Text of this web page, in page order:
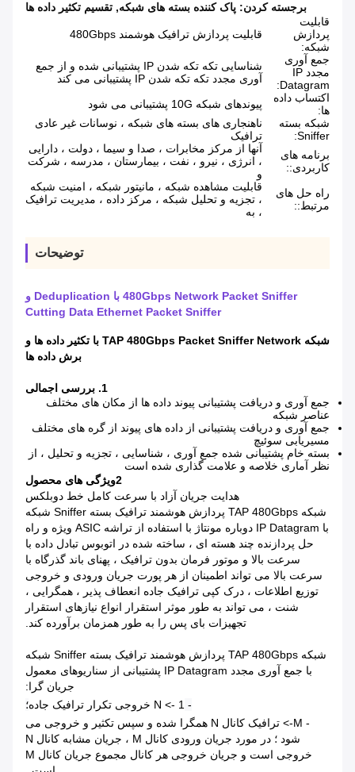
برجسته کردن: پاک کننده بسته های شبکه, تقسیم تکثیر داده ها
قابلیت
پردازش
شبکه:
قابلیت پردازش ترافیک هوشمند 480Gbps
جمع آوری
مجدد IP
Datagram:
شناسایی تکه تکه شدن IP پشتیبانی شده و از جمع
آوری مجدد تکه تکه شدن IP پشتیبانی می کند
اکتساب داده
ها:
پیوندهای شبکه 10G پشتیبانی می شود
شبکه بسته
Sniffer:
ناهنجاری های بسته های شبکه ، نوسانات غیر عادی
ترافیک
برنامه های
کاربردی::
آنها از مرکز مخابرات ، صدا و سیما ، دولت ، دارایی
، انرژی ، نیرو ، نفت ، بیمارستان ، مدرسه ، شرکت
و
راه حل های
مرتبط::
قابلیت مشاهده شبکه ، مانیتور شبکه ، امنیت شبکه
، تجزیه و تحلیل شبکه ، مرکز داده ، مدیریت ترافیک
، به
توضیحات
480Gbps Network Packet Sniffer با Deduplication و
Cutting Data Ethernet Packet Sniffer
شبکه TAP 480Gbps Packet Sniffer Network با تکثیر داده ها و
برش داده ها
1. بررسی اجمالی
جمع آوری و دریافت پشتیبانی پیوند داده ها از مکان های مختلف
عناصر شبکه
جمع آوری و دریافت پشتیبانی از داده های پیوند از گره های مختلف
مسیریابی سوئیچ
بسته خام پشتیبانی شده جمع آوری ، شناسایی ، تجزیه و تحلیل ، از
نظر آماری خلاصه و علامت گذاری شده است
2ویژگی های محصول
هدایت جریان آزاد با سرعت کامل خط دوبلکس
شبکه TAP 480Gbps پردازش هوشمند ترافیک بسته Sniffer شبکه
با IP Datagram دوباره مونتاژ با استفاده از تراشه ASIC ویژه و راه
حل پردازنده چند هسته ای ، ساخته شده در اتوبوس تبادل داده با
سرعت بالا و موتور فرمان بدون ترافیک ، پهنای باند گذرگاه با
سرعت بالا می تواند اطمینان از هر پورت جریان ورودی و خروجی
توزیع اطلاعات ، درک کپی ترافیک جاده انعطاف پذیر ، همگرایی ،
شنت ، می تواند به طور موثر استقرار انواع نیازهای استقرار
تجهیزات بای پس را به طور همزمان برآورده کند.
شبکه TAP 480Gbps پردازش هوشمند ترافیک بسته Sniffer شبکه
با جمع آوری مجدد IP Datagram پشتیبانی از سناریوهای معمول
جریان گرا:
- 1 -> N خروجی تکرار ترافیک جاده
؛
- M-> ترافیک کانال N همگرا شده و سپس تکثیر و خروجی می
شود ؛ در مورد جریان ورودی کانال M ، جریان مشابه کانال N
خروجی است و جریان خروجی هر کانال مجموع جریان کانال M